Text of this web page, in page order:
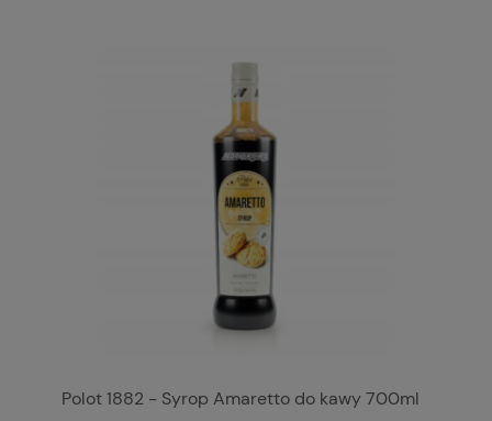
Polot 1882 - Syrop Amaretto do kawy 700ml